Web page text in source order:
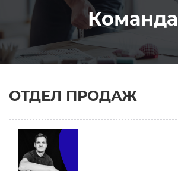
Команда
ОТДЕЛ ПРОДАЖ